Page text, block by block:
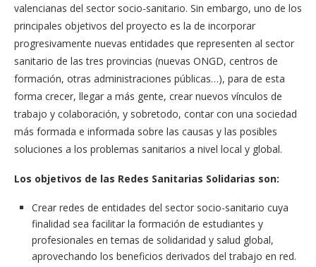
valencianas del sector socio-sanitario. Sin embargo, uno de los
principales objetivos del proyecto es la de incorporar
progresivamente nuevas entidades que representen al sector
sanitario de las tres provincias (nuevas ONGD, centros de
formación, otras administraciones públicas…), para de esta
forma crecer, llegar a más gente, crear nuevos vínculos de
trabajo y colaboración, y sobretodo, contar con una sociedad
más formada e informada sobre las causas y las posibles
soluciones a los problemas sanitarios a nivel local y global.
Los objetivos de las Redes Sanitarias Solidarias son:
Crear redes de entidades del sector socio-sanitario cuya
finalidad sea facilitar la formación de estudiantes y
profesionales en temas de solidaridad y salud global,
aprovechando los beneficios derivados del trabajo en red.